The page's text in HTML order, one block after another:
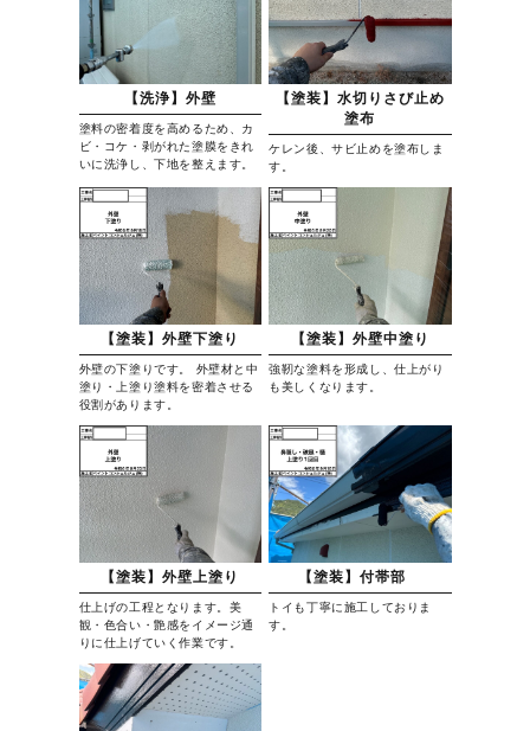
【洗浄】外壁
塗料の密着度を高めるため、カ
ビ・コケ・剥がれた塗膜をきれ
いに洗浄し、下地を整えます。
【塗装】水切りさび止め
塗布
ケレン後、サビ止めを塗布しま
す。
【塗装】外壁下塗り
外壁の下塗りです。 外壁材と中
塗り・上塗り塗料を密着させる
役割があります。
【塗装】外壁中塗り
強靭な塗料を形成し、仕上がり
も美しくなります。
【塗装】外壁上塗り
仕上げの工程となります。美
観・色合い・艶感をイメージ通
りに仕上げていく作業です。
【塗装】付帯部
トイも丁寧に施工しておりま
す。